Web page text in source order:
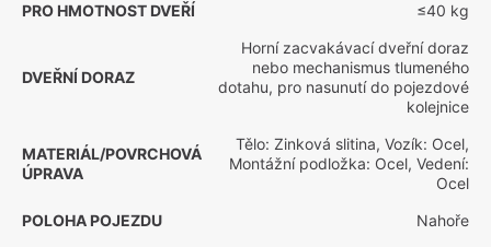
PRO HMOTNOST DVEŘÍ
≤40 kg
DVEŘNÍ DORAZ
Horní zacvakávací dveřní doraz
nebo mechanismus tlumeného
dotahu, pro nasunutí do pojezdové
kolejnice
MATERIÁL/POVRCHOVÁ
ÚPRAVA
Tělo: Zinková slitina, Vozík: Ocel,
Montážní podložka: Ocel, Vedení:
Ocel
POLOHA POJEZDU
Nahoře